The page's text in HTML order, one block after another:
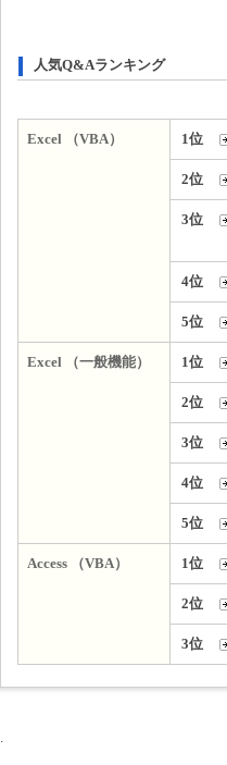
人気Q&Aランキング
Excel （VBA）
1位
2位
3位
4位
5位
Excel （一般機能） 1位
2位
3位
4位
5位
Access （VBA） 1位
2位
3位